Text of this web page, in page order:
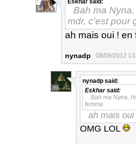
54
Eskhar said:
Bah ma
mdr, c'est pour
ah mais oui !
nynadp 08/09/2012
39
nynadp said:
Eskharsaid:
Bah ma Nyna,
femme.
ah mais
OMG LOL